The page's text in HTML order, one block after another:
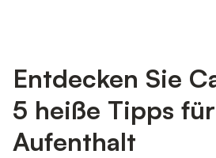
Entdecken Sie
5 heiße Tipps
Aufenthalt